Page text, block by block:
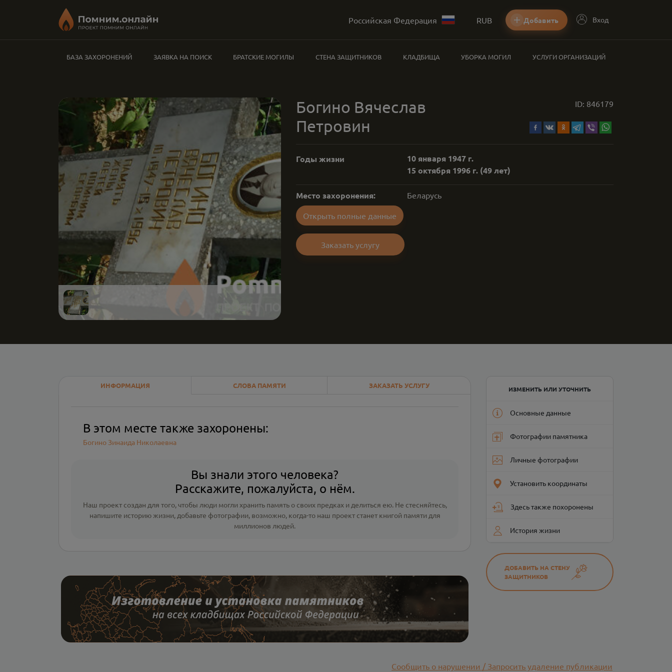
Российская Федерация RUB Добавить Вход
БАЗА ЗАХОРОНЕНИЙ ЗАЯВКА НА ПОИСК БРАТСКИЕ МОГИЛЫ СТЕНА ЗАЩИТНИКОВ КЛАДБИЩА УБОРКА МОГИЛ УСЛУГИ ОРГАНИЗАЦИЙ
Богино Вячеслав
Петровин
ID: 846179
Годы жизни
10 января 1947 г.
15 октября 1996 г. (49 лет)
Место захоронения: Беларусь
Открыть полные данные
Заказать услугу
ИНФОРМАЦИЯ СЛОВА ПАМЯТИ ЗАКАЗАТЬ УСЛУГУ
В этом месте также захоронены:
Богино Зинаида Николаевна
Вы знали этого человека?
Расскажите, пожалуйста, о нём.
Наш проект создан для того, чтобы люди могли хранить память о своих предках и делиться ею. Не стесняйтесь,
напишите историю жизни, добавьте фотографии, возможно, когда-то наш проект станет книгой памяти для
миллионов людей.
ИЗМЕНИТЬ ИЛИ УТОЧНИТЬ
Основные данные
Фотографии памятника
Личные фотографии
Установить координаты
Здесь также похоронены
История жизни
ДОБАВИТЬ НА СТЕНУ
ЗАЩИТНИКОВ
Сообщить о нарушении / Запросить удаление публикации